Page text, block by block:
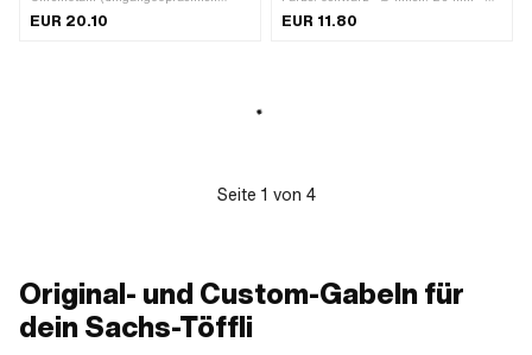
bekannt als Nirosta) · Antrieb:
EUR 20.10
innen 2: 36 mm · Gesamtlänge: 205
EUR 11.80
Seite 1 von 4
Original- und Custom-Gabeln für
dein Sachs-Töffli